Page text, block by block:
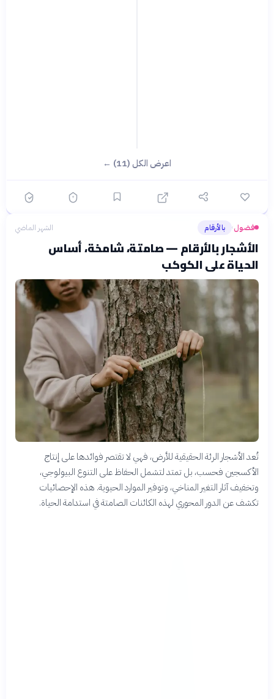
اعرض الكل (11) ←
فضول› بالأرقام الشهر الماضي
الأشجار بالأرقام — صامتة، شامخة، أساس
الحياة على الكوكب
تُعد الأشجار الرئة الحقيقية للأرض، فهي لا تقتصر فوائدها على إنتاج
الأكسجين فحسب، بل تمتد لتشمل الحفاظ على التنوع البيولوجي،
وتخفيف آثار التغير المناخي، وتوفير الموارد الحيوية. هذه الإحصائيات
تكشف عن الدور المحوري لهذه الكائنات الصامتة في استدامة الحياة.